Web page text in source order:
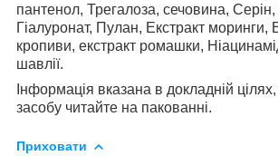
пантенол, Трегалоза, сечовина, Серін,
Гіалуронат, Пулан, Екстракт моринги,
кропиви, екстракт ромашки,
шавлії.
Інформація вказана в докладній
засобу читайте на пакованні.
Приховати